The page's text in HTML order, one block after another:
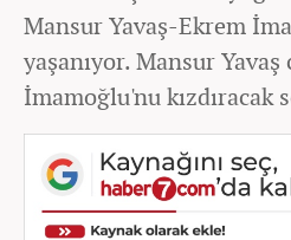
Mansur Yavaş-Ekrem
yaşanıyor. Mansur
İmamoğlu'nu kızdıracak